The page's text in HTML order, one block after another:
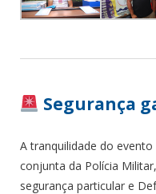
Segurança
A tranquilidade do
conjunta da Polícia
segurança particular e